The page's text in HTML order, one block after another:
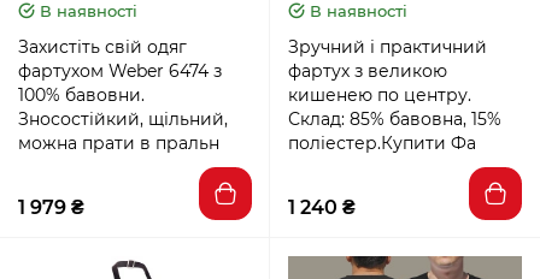
В наявності
Захистіть свій одяг
фартухом Weber 6474 з
100% бавовни.
Зносостійкий, щільний,
можна прати в пральн
1 979 ₴
В наявності
Зручний і практичний
фартух з великою
кишенею по центру.
Склад: 85% бавовна, 15%
поліестер.Купити Фа
1 240 ₴